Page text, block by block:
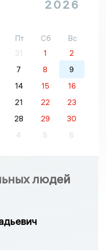
2026
Пт Сб
Вс
31 1
2
7 8
9
14 15
16
21 22
23
28 29
30
4 5 6
людей